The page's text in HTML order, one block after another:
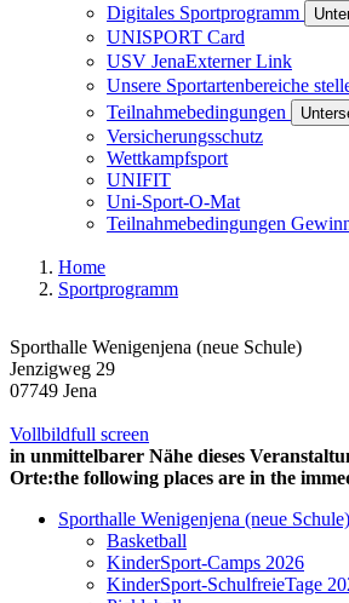
Digitales Sportprogramm
UNISPORT Card
USV JenaExterner Link
Unsere Sportartenbereiche
Teilnahmebedingungen
Versicherungsschutz
Wettkampfsport
UNIFIT
Uni-Sport-O-Mat
Teilnahmebedingungen
Home
Sportprogramm
Sporthalle Wenigenjena (neue Schule)
Jenzigweg 29
07749 Jena
Vollbildfull screen
in unmittelbarer Nähe dieses
Orte:the following places are in the
Sporthalle Wenigenjena (neue Schule)
Basketball
KinderSport-Camps 2026
KinderSport-SchulfreieTage